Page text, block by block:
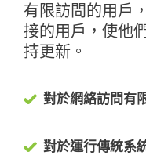
有限訪問的用戶
接的用戶，使他
持更新。
對於網絡訪問有
對於運行傳統系